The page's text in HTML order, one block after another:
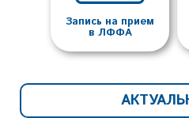
Запись на прием
в ЛФФА